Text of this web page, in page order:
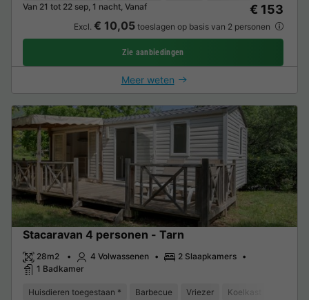
Van 21 tot 22 sep, 1 nacht, Vanaf
€ 153
Excl. € 10,05toeslagen op basis van 2 personen
Zie aanbiedingen
Meer weten
Stacaravan 4 personen - Tarn
28m2 4 Volwassenen
2 Slaapkamers
1 Badkamer
Huisdieren toegestaan * Barbecue Vriezer Koelkast